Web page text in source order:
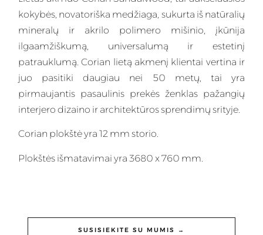
kokybės, novatoriška medžiaga, sukurta iš natūralių
mineralų ir akrilo polimero mišinio, įkūnija
ilgaamžiškumą, universalumą ir estetinį
patrauklumą.Corian lietą akmenį klientai vertina ir
juo pasitiki daugiau nei 50 metų, tai yra
pirmaujantis pasaulinis prekės ženklas pažangių
interjero dizaino ir architektūros sprendimų srityje.
Corian plokštė yra 12 mm storio.
Plokštės išmatavimai yra 3680 x 760 mm.
SUSISIEKITE SU MUMIS →